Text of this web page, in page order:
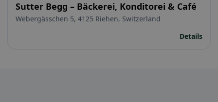
Sutter Begg – Bäckerei, Konditorei & Café
Webergässchen 5, 4125 Riehen, Switzerland
Details